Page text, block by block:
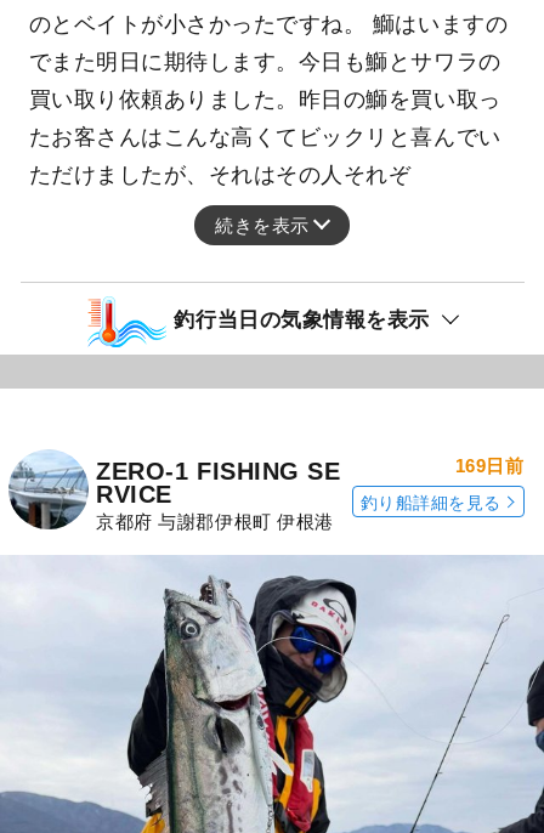
のとベイトが小さかったですね。 鰤はいますの
でまた明日に期待します。今日も鰤とサワラの
買い取り依頼ありました。昨日の鰤を買い取っ
たお客さんはこんな高くてビックリと喜んでい
ただけましたが、それはその人それぞ
続きを表示
釣行当日の気象情報を表示
ZERO-1 FISHING SE
RVICE
京都府 与謝郡伊根町 伊根港
169日前
釣り船詳細を見る